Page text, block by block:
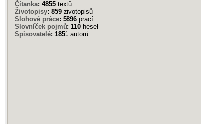
Čítanka: 4855 textů
Životopisy: 859 zivotopisů
Slohové práce: 5896 prací
Slovníček pojmů: 110 hesel
Spisovatelé: 1851 autorů